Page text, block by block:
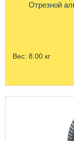
Отрезной
Вес: 8.00 кг